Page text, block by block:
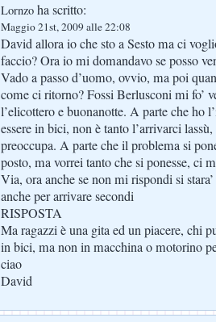
Lornzo ha scritto:
Maggio 21st, 2009 alle 22:08
David allora io che sto a Sesto ma ci
faccio? Ora io mi domandavo se posso
Vado a passo d’uomo, ovvio, ma poi
come ci ritorno? Fossi Berlusconi mi fo’
l’elicottero e buonanotte. A parte che ho
essere in bici, non è tanto l’arrivarci
preoccupa. A parte che il problema si
posto, ma vorrei tanto che si ponesse, ci
Via, ora anche se non mi rispondi si
anche per arrivare secondi
RISPOSTA
Ma ragazzi è una gita ed un piacere, chi
in bici, ma non in macchina o motorino
ciao
David